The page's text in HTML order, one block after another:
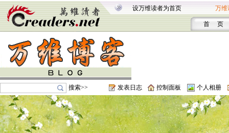
设万维读者为首页 万维
首 页
搜索>> 发表日志 控制面板 个人相册